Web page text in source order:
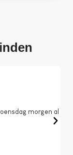
morgen al